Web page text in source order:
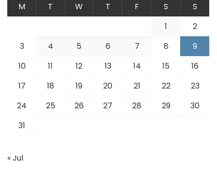
M T W T F S
S
1
2
3
4 5 6 7 8
9
10
11 12 13 14 15
16
17
18 19 20 21 22
23
24
25 26 27 28 29
30
31
« Jul